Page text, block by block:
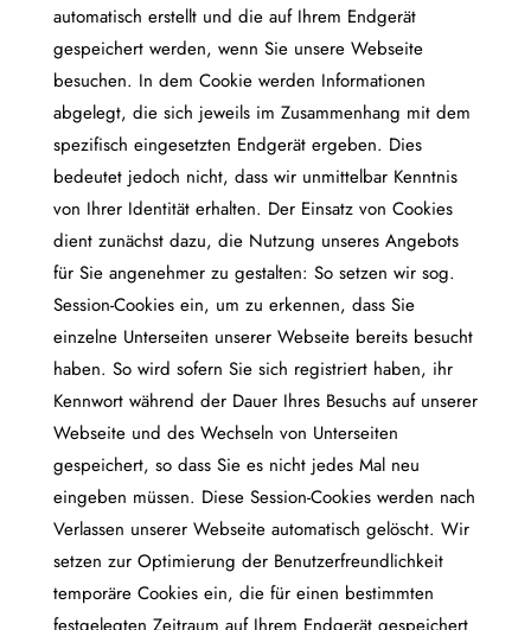
automatisch erstellt und die auf Ihrem Endgerät
gespeichert werden, wenn Sie unsere Webseite
besuchen. In dem Cookie werden Informationen
abgelegt, die sich jeweils im Zusammenhang mit dem
spezifisch eingesetzten Endgerät ergeben. Dies
bedeutet jedoch nicht, dass wir unmittelbar Kenntnis
von Ihrer Identität erhalten. Der Einsatz von Cookies
dient zunächst dazu, die Nutzung unseres Angebots
für Sie angenehmer zu gestalten: So setzen wir sog.
Session-Cookies ein, um zu erkennen, dass Sie
einzelne Unterseiten unserer Webseite bereits besucht
haben. So wird sofern Sie sich registriert haben, ihr
Kennwort während der Dauer Ihres Besuchs auf unserer
Webseite und des Wechseln von Unterseiten
gespeichert, so dass Sie es nicht jedes Mal neu
eingeben müssen. Diese Session-Cookies werden nach
Verlassen unserer Webseite automatisch gelöscht. Wir
setzen zur Optimierung der Benutzerfreundlichkeit
temporäre Cookies ein, die für einen bestimmten